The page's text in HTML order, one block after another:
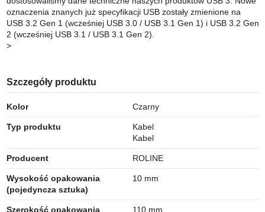
oznaczenia znanych już specyfikacji USB zostały zmienione na
USB 3.2 Gen 1 (wcześniej USB 3.0 / USB 3.1 Gen 1) i USB 3.2 Gen
2 (wcześniej USB 3.1 / USB 3.1 Gen 2).
>
Szczegóły produktu
Kolor Czarny
Typ produktu
Kabel
Kabel
Producent ROLINE
Wysokość opakowania
(pojedyncza sztuka)
10 mm
Szerokość opakowania
110 mm